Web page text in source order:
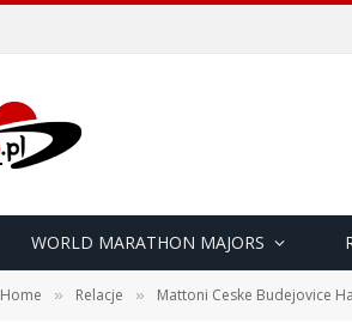
WORLD MARATHON MAJORS
Home » Relacje » Mattoni Ceske Budejovice